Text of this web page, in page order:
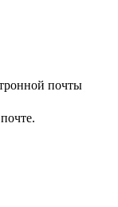
почты